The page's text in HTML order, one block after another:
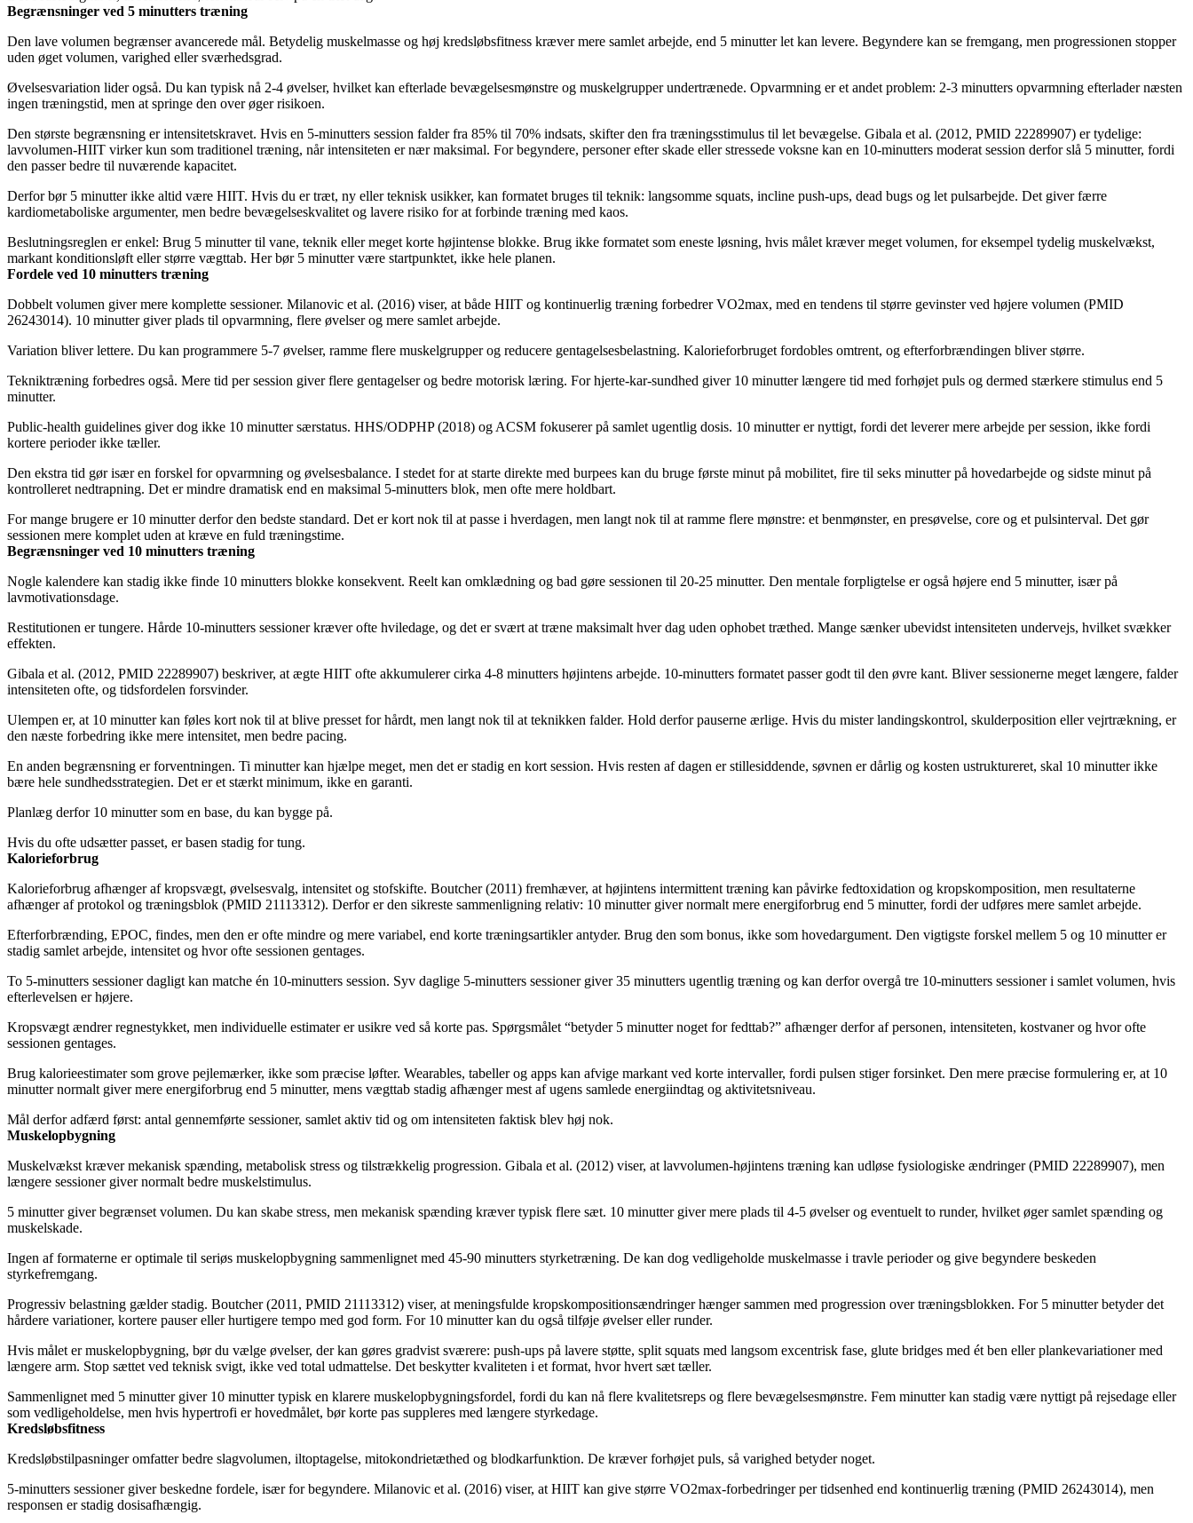
Begrænsninger ved 5 minutters træning
Den lave volumen begrænser avancerede mål. Betydelig muskelmasse og høj kredsløbsfitness kræver mere samlet arbejde, end 5 minutter let kan levere. Begyndere kan se fremgang, men progressionen stopper
uden øget volumen, varighed eller sværhedsgrad.
Øvelsesvariation lider også. Du kan typisk nå 2-4 øvelser, hvilket kan efterlade bevægelsesmønstre og muskelgrupper undertrænede. Opvarmning er et andet problem: 2-3 minutters opvarmning efterlader næsten
ingen træningstid, men at springe den over øger risikoen.
Den største begrænsning er intensitetskravet. Hvis en 5-minutters session falder fra 85% til 70% indsats, skifter den fra træningsstimulus til let bevægelse. Gibala et al. (2012, PMID 22289907) er tydelige:
lavvolumen-HIIT virker kun som traditionel træning, når intensiteten er nær maksimal. For begyndere, personer efter skade eller stressede voksne kan en 10-minutters moderat session derfor slå 5 minutter, fordi
den passer bedre til nuværende kapacitet.
Derfor bør 5 minutter ikke altid være HIIT. Hvis du er træt, ny eller teknisk usikker, kan formatet bruges til teknik: langsomme squats, incline push-ups, dead bugs og let pulsarbejde. Det giver færre
kardiometaboliske argumenter, men bedre bevægelseskvalitet og lavere risiko for at forbinde træning med kaos.
Beslutningsreglen er enkel: Brug 5 minutter til vane, teknik eller meget korte højintense blokke. Brug ikke formatet som eneste løsning, hvis målet kræver meget volumen, for eksempel tydelig muskelvækst,
markant konditionsløft eller større vægttab. Her bør 5 minutter være startpunktet, ikke hele planen.
Fordele ved 10 minutters træning
Dobbelt volumen giver mere komplette sessioner. Milanovic et al. (2016) viser, at både HIIT og kontinuerlig træning forbedrer VO2max, med en tendens til større gevinster ved højere volumen (PMID
26243014). 10 minutter giver plads til opvarmning, flere øvelser og mere samlet arbejde.
Variation bliver lettere. Du kan programmere 5-7 øvelser, ramme flere muskelgrupper og reducere gentagelsesbelastning. Kalorieforbruget fordobles omtrent, og efterforbrændingen bliver større.
Tekniktræning forbedres også. Mere tid per session giver flere gentagelser og bedre motorisk læring. For hjerte-kar-sundhed giver 10 minutter længere tid med forhøjet puls og dermed stærkere stimulus end 5
minutter.
Public-health guidelines giver dog ikke 10 minutter særstatus. HHS/ODPHP (2018) og ACSM fokuserer på samlet ugentlig dosis. 10 minutter er nyttigt, fordi det leverer mere arbejde per session, ikke fordi
kortere perioder ikke tæller.
Den ekstra tid gør især en forskel for opvarmning og øvelsesbalance. I stedet for at starte direkte med burpees kan du bruge første minut på mobilitet, fire til seks minutter på hovedarbejde og sidste minut på
kontrolleret nedtrapning. Det er mindre dramatisk end en maksimal 5-minutters blok, men ofte mere holdbart.
For mange brugere er 10 minutter derfor den bedste standard. Det er kort nok til at passe i hverdagen, men langt nok til at ramme flere mønstre: et benmønster, en presøvelse, core og et pulsinterval. Det gør
sessionen mere komplet uden at kræve en fuld træningstime.
Begrænsninger ved 10 minutters træning
Nogle kalendere kan stadig ikke finde 10 minutters blokke konsekvent. Reelt kan omklædning og bad gøre sessionen til 20-25 minutter. Den mentale forpligtelse er også højere end 5 minutter, især på
lavmotivationsdage.
Restitutionen er tungere. Hårde 10-minutters sessioner kræver ofte hviledage, og det er svært at træne maksimalt hver dag uden ophobet træthed. Mange sænker ubevidst intensiteten undervejs, hvilket svækker
effekten.
Gibala et al. (2012, PMID 22289907) beskriver, at ægte HIIT ofte akkumulerer cirka 4-8 minutters højintens arbejde. 10-minutters formatet passer godt til den øvre kant. Bliver sessionerne meget længere, falder
intensiteten ofte, og tidsfordelen forsvinder.
Ulempen er, at 10 minutter kan føles kort nok til at blive presset for hårdt, men langt nok til at teknikken falder. Hold derfor pauserne ærlige. Hvis du mister landingskontrol, skulderposition eller vejrtrækning, er
den næste forbedring ikke mere intensitet, men bedre pacing.
En anden begrænsning er forventningen. Ti minutter kan hjælpe meget, men det er stadig en kort session. Hvis resten af dagen er stillesiddende, søvnen er dårlig og kosten ustruktureret, skal 10 minutter ikke
bære hele sundhedsstrategien. Det er et stærkt minimum, ikke en garanti.
Planlæg derfor 10 minutter som en base, du kan bygge på.
Hvis du ofte udsætter passet, er basen stadig for tung.
Kalorieforbrug
Kalorieforbrug afhænger af kropsvægt, øvelsesvalg, intensitet og stofskifte. Boutcher (2011) fremhæver, at højintens intermittent træning kan påvirke fedtoxidation og kropskomposition, men resultaterne
afhænger af protokol og træningsblok (PMID 21113312). Derfor er den sikreste sammenligning relativ: 10 minutter giver normalt mere energiforbrug end 5 minutter, fordi der udføres mere samlet arbejde.
Efterforbrænding, EPOC, findes, men den er ofte mindre og mere variabel, end korte træningsartikler antyder. Brug den som bonus, ikke som hovedargument. Den vigtigste forskel mellem 5 og 10 minutter er
stadig samlet arbejde, intensitet og hvor ofte sessionen gentages.
To 5-minutters sessioner dagligt kan matche én 10-minutters session. Syv daglige 5-minutters sessioner giver 35 minutters ugentlig træning og kan derfor overgå tre 10-minutters sessioner i samlet volumen, hvis
efterlevelsen er højere.
Kropsvægt ændrer regnestykket, men individuelle estimater er usikre ved så korte pas. Spørgsmålet “betyder 5 minutter noget for fedttab?” afhænger derfor af personen, intensiteten, kostvaner og hvor ofte
sessionen gentages.
Brug kalorieestimater som grove pejlemærker, ikke som præcise løfter. Wearables, tabeller og apps kan afvige markant ved korte intervaller, fordi pulsen stiger forsinket. Den mere præcise formulering er, at 10
minutter normalt giver mere energiforbrug end 5 minutter, mens vægttab stadig afhænger mest af ugens samlede energiindtag og aktivitetsniveau.
Mål derfor adfærd først: antal gennemførte sessioner, samlet aktiv tid og om intensiteten faktisk blev høj nok.
Muskelopbygning
Muskelvækst kræver mekanisk spænding, metabolisk stress og tilstrækkelig progression. Gibala et al. (2012) viser, at lavvolumen-højintens træning kan udløse fysiologiske ændringer (PMID 22289907), men
længere sessioner giver normalt bedre muskelstimulus.
5 minutter giver begrænset volumen. Du kan skabe stress, men mekanisk spænding kræver typisk flere sæt. 10 minutter giver mere plads til 4-5 øvelser og eventuelt to runder, hvilket øger samlet spænding og
muskelskade.
Ingen af formaterne er optimale til seriøs muskelopbygning sammenlignet med 45-90 minutters styrketræning. De kan dog vedligeholde muskelmasse i travle perioder og give begyndere beskeden
styrkefremgang.
Progressiv belastning gælder stadig. Boutcher (2011, PMID 21113312) viser, at meningsfulde kropskompositionsændringer hænger sammen med progression over træningsblokken. For 5 minutter betyder det
hårdere variationer, kortere pauser eller hurtigere tempo med god form. For 10 minutter kan du også tilføje øvelser eller runder.
Hvis målet er muskelopbygning, bør du vælge øvelser, der kan gøres gradvist sværere: push-ups på lavere støtte, split squats med langsom excentrisk fase, glute bridges med ét ben eller plankevariationer med
længere arm. Stop sættet ved teknisk svigt, ikke ved total udmattelse. Det beskytter kvaliteten i et format, hvor hvert sæt tæller.
Sammenlignet med 5 minutter giver 10 minutter typisk en klarere muskelopbygningsfordel, fordi du kan nå flere kvalitetsreps og flere bevægelsesmønstre. Fem minutter kan stadig være nyttigt på rejsedage eller
som vedligeholdelse, men hvis hypertrofi er hovedmålet, bør korte pas suppleres med længere styrkedage.
Kredsløbsfitness
Kredsløbstilpasninger omfatter bedre slagvolumen, iltoptagelse, mitokondrietæthed og blodkarfunktion. De kræver forhøjet puls, så varighed betyder noget.
5-minutters sessioner giver beskedne fordele, især for begyndere. Milanovic et al. (2016) viser, at HIIT kan give større VO2max-forbedringer per tidsenhed end kontinuerlig træning (PMID 26243014), men
responsen er stadig dosisafhængig.